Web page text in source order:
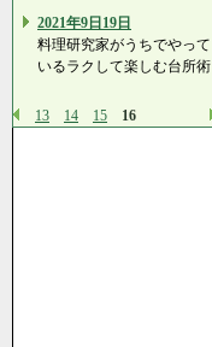
2021年9日19日
料理研究家がうちでやって
いるラクして楽しむ台所術
13 14 15 16